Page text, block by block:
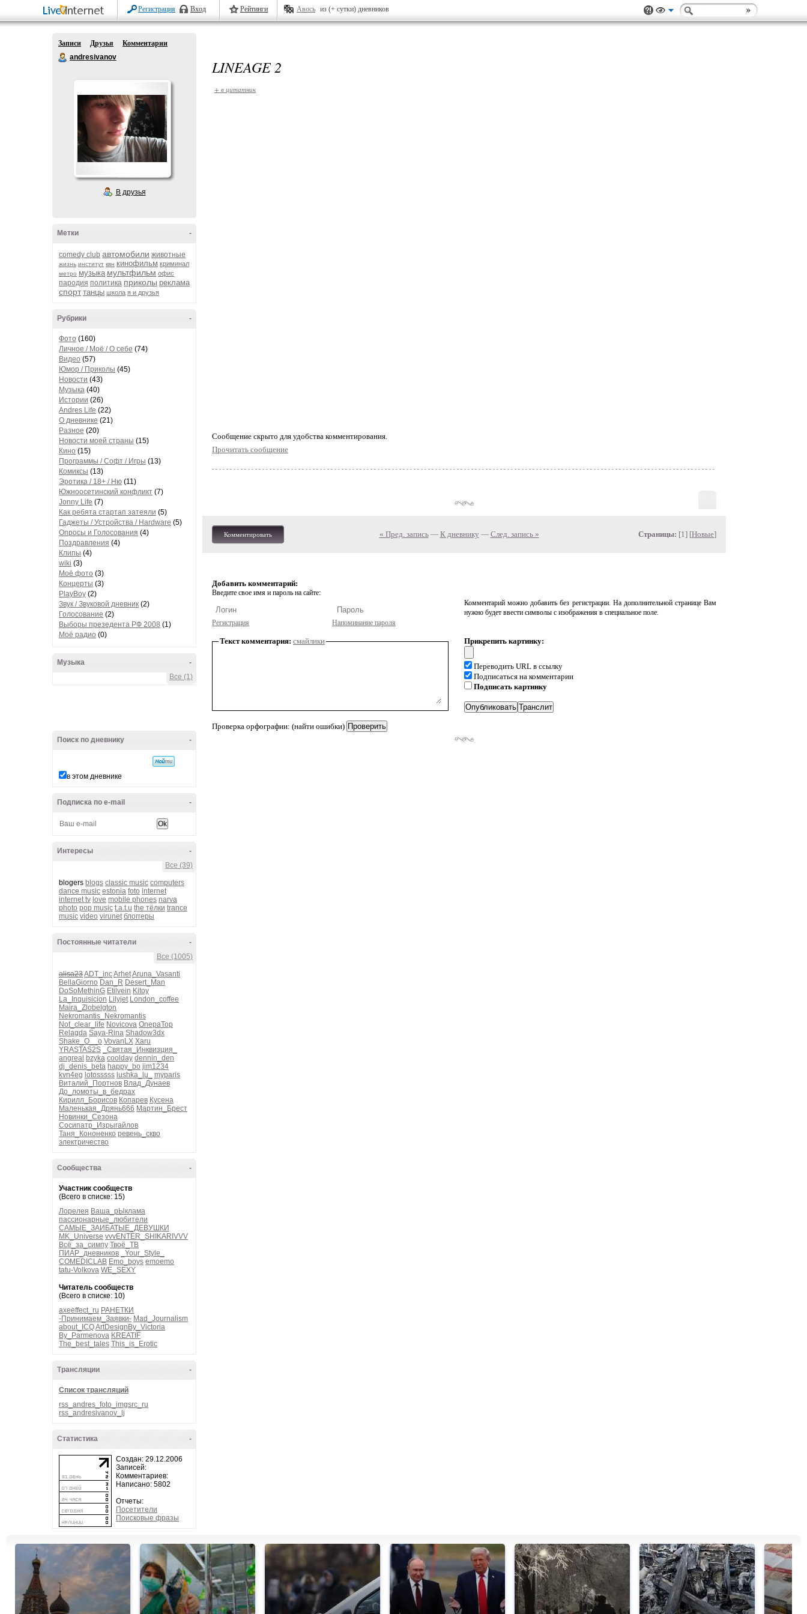
Регистрация Вход Рейтинги Авось из (+ сутки) дневников
Записи Друзья
Комментарии
andresivanov
В друзья
-
Метки
comedy club автомобили животные
жизнь институт квн кинофильм криминал
метро музыка мультфильм офис
пародия политика приколы реклама
спорт танцы школа я и друзья
-
Рубрики
Фото (160)
Личное / Моё / О себе (74)
Видео (57)
Юмор / Приколы (45)
Новости (43)
Музыка (40)
Истории (26)
Andres Life (22)
О дневнике (21)
Разное (20)
Новости моей страны (15)
Кино (15)
Программы / Софт / Игры (13)
Комиксы (13)
Эротика / 18+ / Ню (11)
Южноосетинский конфликт (7)
Jonny Life (7)
Как ребята стартап затеяли (5)
Гаджеты / Устройства / Hardware (5)
Опросы и Голосования (4)
Поздравления (4)
Клипы (4)
wiki (3)
Моё фото (3)
Концерты (3)
PlayBoy (2)
Звук / Звуковой дневник (2)
Голосование (2)
Выборы презедента РФ 2008 (1)
Моё радио (0)
-
Музыка
Все (1)
-
Поиск по дневнику
в этом дневнике
-
Подписка по e-mail
-
Интересы
Все (39)
blogers blogs classic music computers
dance music estonia foto internet
internet tv love mobile phones narva
photo pop music t.a.t.u the тёлки trance
music video virunet блоггеры
-
Постоянные читатели
Все (1005)
alisa23ADT_incArhetAruna_Vasanti
BellaGiorno Dan_R Desert_Man
DoSoMethinG Etilvein Kitoy
La_Inquisicion Lilyjet London_coffee
Maira_Zlobelgton
Nekromantis_Nekromantis
Not_clear_life Novicova OnepaTop
Relagda Saya-Rina Shadow3dx
Shake_O__o VovanLX Xaru
YRASTAS2S
_Святая_Инквизция_
angreal bzyka coolday dennin_den
dj_denis_beta happy_bo jim1234
kvn4eg lotosssss lushka_lu_
myparis
Виталий_Портнов Влад_Дунаев
До_ломоты_в_бедрах
Кирилл_Борисов Копарев Кусена
Маленькая_Дрянь666 Мартин_Брест
Новинки_Сезона
Сосипатр_Изрыгайлов
Таня_Кононенко ревень_скво
электричество
-
Сообщества
Участник сообществ
(Всего в списке: 15)
Лорелея Ваша_рЫклама
пассионарные_любители
САМЫЕ_ЗАИБАТЫЕ_ДЕВУШКИ
MK_Universe vvvENTER_SHIKARIVVV
Всё_за_симпу Твоё_ТВ
ПИАР_дневников
_Your_Style_
COMEDICLAB Emo_boys emoemo
tatu-Volkova WE_SEXY
Читатель сообществ
(Всего в списке: 10)
axeeffect_ru РАНЕТКИ
-Принимаем_Заявки- Mad_Journalism
about_ICQArtDesignBy_Victoria
By_Parmenova KREATIF
The_best_tales This_is_Erotic
-
Трансляции
Список трансляций
rss_andres_foto_imgsrc_ru
rss_andresivanov_lj
-
Статистика
Создан: 29.12.2006
Записей:
Комментариев:
Написано: 5802
Отчеты:
Посетители
Поисковые фразы
LINEAGE 2
+ в цитатник
Cообщение скрыто для удобства комментирования.
Прочитать сообщение
Комментировать « Пред. запись— К дневнику — След. запись » Страницы: [1] [Новые]
Добавить комментарий:
Введите свое имя и пароль на сайте:
Регистрация Напоминание пароля
Комментарий можно добавить без регистрации. На дополнительной странице Вам
нужно будет ввести символы с изображения в специальное поле.
Текст комментария: смайлики
Проверка орфографии: (найти ошибки)
Прикрепить картинку:
Переводить URL в ссылку
Подписаться на комментарии
Подписать картинку